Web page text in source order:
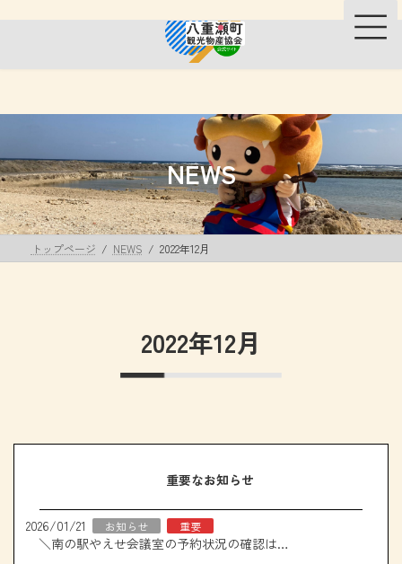
ス
プ
ン
動
NEWS
トップページ NEWS 2022年12月
2022年12月
重要なお知らせ
2026/01/21 お知らせ 重要
＼南の駅やえせ会議室の予約状況の確認はこちら！／